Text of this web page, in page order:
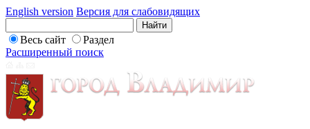
English version Версия для слабовидящих
Весь сайт
Раздел
Расширенный поиск